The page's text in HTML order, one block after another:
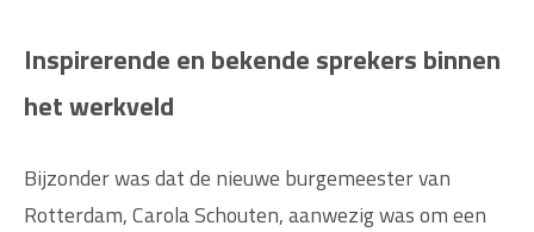
Inspirerende en bekende sprekers binnen
het werkveld
Bijzonder was dat de nieuwe burgemeester van
Rotterdam, Carola Schouten, aanwezig was om een